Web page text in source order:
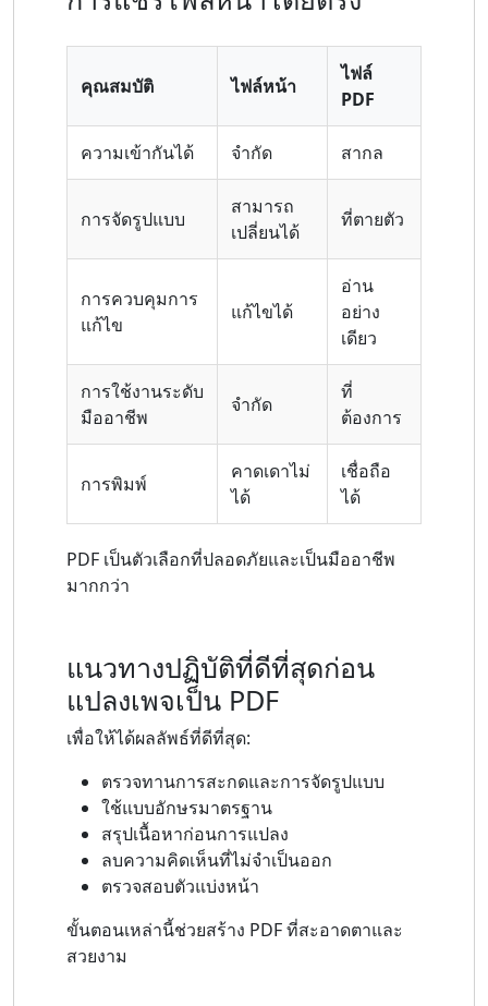
คุณสมบัติ ไฟล์หน้า
ไฟล์
PDF
ความเข้ากันได้ จำกัด สากล
การจัดรูปแบบ
สามารถ
เปลี่ยนได้
ที่ตายตัว
การควบคุมการ
แก้ไข
แก้ไขได้
อ่าน
อย่าง
เดียว
การใช้งานระดับ
มืออาชีพ
จำกัด
ที่
ต้องการ
การพิมพ์
คาดเดาไม่
ได้
เชื่อถือ
ได้
PDF เป็นตัวเลือกที่ปลอดภัยและเป็นมืออาชีพ
มากกว่า
แนวทางปฏิบัติที่ดีที่สุดก่อน
แปลงเพจเป็น PDF
เพื่อให้ได้ผลลัพธ์ที่ดีที่สุด:
ตรวจทานการสะกดและการจัดรูปแบบ
ใช้แบบอักษรมาตรฐาน
สรุปเนื้อหาก่อนการแปลง
ลบความคิดเห็นที่ไม่จำเป็นออก
ตรวจสอบตัวแบ่งหน้า
ขั้นตอนเหล่านี้ช่วยสร้าง PDF ที่สะอาดตาและ
สวยงาม